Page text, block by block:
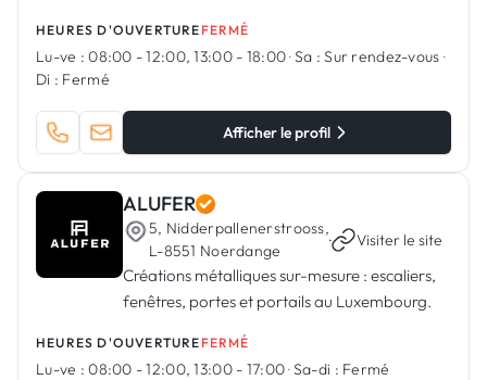
HEURES D'OUVERTURE FERMÉ
Lu-ve : 08:00 - 12:00, 13:00 - 18:00·Sa : Sur rendez-vous ·
Di : Fermé
Afficher le profil
ALUFER
5, Nidderpallenerstrooss,
L-8551 Noerdange
· Visiter le site
Créations métalliques sur-mesure : escaliers,
fenêtres, portes et portails au Luxembourg.
HEURES D'OUVERTURE FERMÉ
Lu-ve : 08:00 - 12:00, 13:00 - 17:00·Sa-di : Fermé